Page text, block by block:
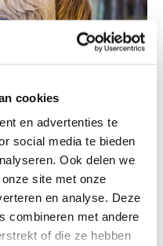
cookies
en advertenties te
social media te bieden
Ook delen we
site met onze
en analyse. Deze
combineren met andere
of die ze hebben